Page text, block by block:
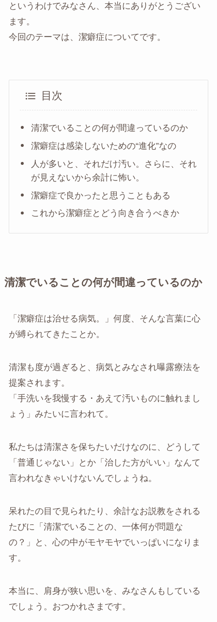
というわけでみなさん、本当にありがとうござい
ます。
今回のテーマは、潔癖症についてです。
目次
清潔でいることの何が間違っているのか
潔癖症は感染しないための“進化”なの
人が多いと、それだけ汚い。さらに、それ
が見えないから余計に怖い。
潔癖症で良かったと思うこともある
これから潔癖症とどう向き合うべきか
清潔でいることの何が間違っているのか
「潔癖症は治せる病気。」何度、そんな言葉に心
が縛られてきたことか。
清潔も度が過ぎると、病気とみなされ曝露療法を
提案されます。
「手洗いを我慢する・あえて汚いものに触れまし
ょう」みたいに言われて。
私たちは清潔さを保ちたいだけなのに、どうして
「普通じゃない」とか「治した方がいい」なんて
言われなきゃいけないんでしょうね。
呆れたの目で見られたり、余計なお説教をされる
たびに「清潔でいることの、一体何が問題な
の？」と、心の中がモヤモヤでいっぱいになりま
す。
本当に、肩身が狭い思いを、みなさんもしている
でしょう。おつかれさまです。